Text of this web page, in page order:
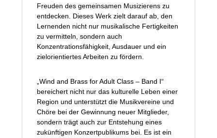
Freuden des gemeinsamen Musizierens zu
entdecken. Dieses Werk zielt darauf ab, den
Lernenden nicht nur musikalische Fertigkeiten
zu vermitteln, sondern auch
Konzentrationsfähigkeit, Ausdauer und ein
zielorientiertes Arbeiten zu fördern.
„Wind and Brass for Adult Class – Band I“
bereichert nicht nur das kulturelle Leben einer
Region und unterstützt die Musikvereine und
Chöre bei der Gewinnung neuer Mitglieder,
sondern trägt auch zur Entstehung eines
zukünftigen Konzertpublikums bei. Es ist ein